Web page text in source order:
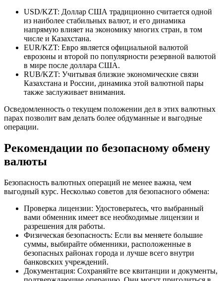
USD/KZT: Доллар США традиционно считается одной
из наиболее стабильных валют, и его динамика
напрямую влияет на экономику многих стран, в том
числе и Казахстана.
EUR/KZT: Евро является официальной валютой
еврозоны и второй по популярности резервной валютой
в мире после доллара США.
RUB/KZT: Учитывая близкие экономические связи
Казахстана и России, динамика этой валютной пары
также заслуживает внимания.
Осведомленность о текущем положении дел в этих валютных
парах позволит вам делать более обдуманные и выгодные
операции.
Рекомендации по безопасному обмену
валюты
Безопасность валютных операций не менее важна, чем
выгодный курс. Несколько советов для безопасного обмена:
Проверка лицензии: Удостоверьтесь, что выбранный
вами обменник имеет все необходимые лицензии и
разрешения для работы.
Физическая безопасность: Если вы меняете большие
суммы, выбирайте обменники, расположенные в
безопасных районах города и лучше всего внутри
банковских учреждений.
Документация: Сохраняйте все квитанции и документы,